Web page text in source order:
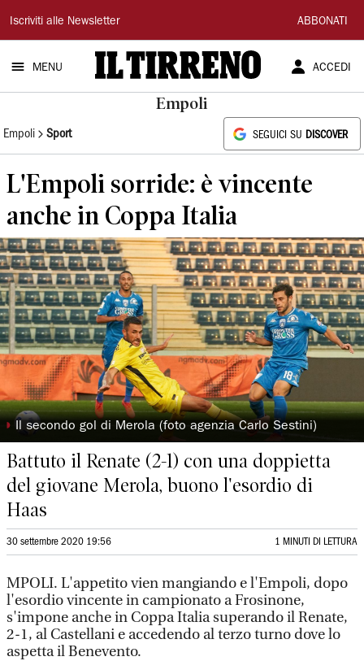
Il
Tirreno
Iscriviti alle Newsletter ABBONATI
MENU ACCEDI
Empoli
Empoli Sport SEGUICI SU DISCOVER
L'Empoli sorride: è vincente
anche in Coppa Italia
◗ Il secondo gol di Merola (foto agenzia Carlo Sestini)
Battuto il Renate (2-1) con una doppietta
del giovane Merola, buono l'esordio di
Haas
30 settembre 2020 19:56 1 MINUTI DI LETTURA
MPOLI. L'appetito vien mangiando e l'Empoli, dopo
l'esordio vincente in campionato a Frosinone,
s'impone anche in Coppa Italia superando il Renate,
2-1, al Castellani e accedendo al terzo turno dove lo
aspetta il Benevento.